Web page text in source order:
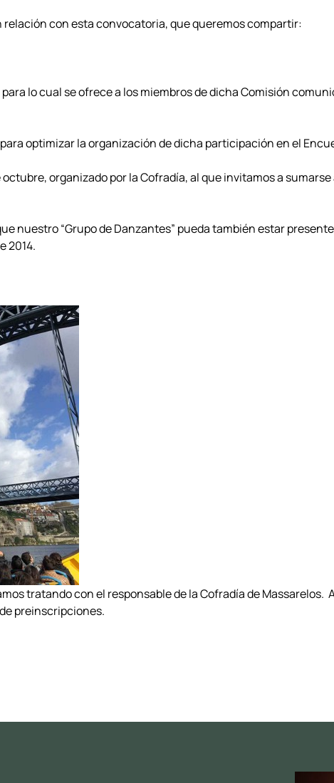
con esta convocatoria, que queremos compartir:
lo cual se ofrece a los miembros de dicha Comisión
optimizar la organización de dicha participación en el
octubre, organizado por la Cofradía, al que invitamos a
nuestro “Grupo de Danzantes” pueda también estar
2014.
tratando con el responsable de la Cofradía de
preinscripciones.